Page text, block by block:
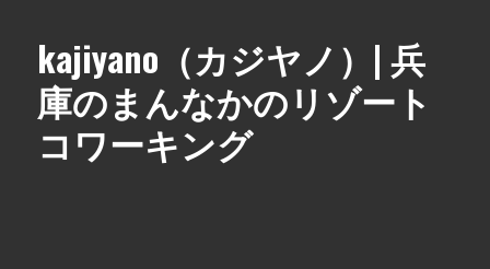
kajiyano（カジヤノ）| 兵
庫のまんなかのリゾート
コワーキング